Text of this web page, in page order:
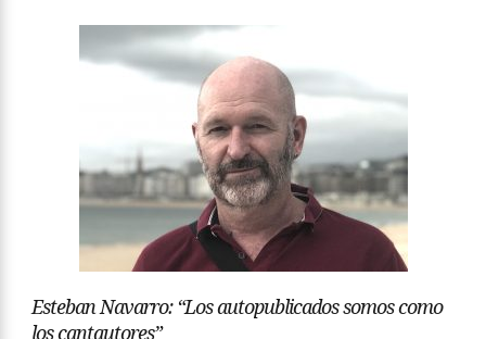
Esteban Navarro: “Los autopublicados somos como
los cantautores”